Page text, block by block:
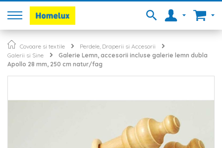
Covoare si textile
Perdele, Draperii si Accesorii
Galerii si Sine
Galerie Lemn, accesorii incluse galerie lemn dubla
Apollo 28 mm, 250 cm natur/fag